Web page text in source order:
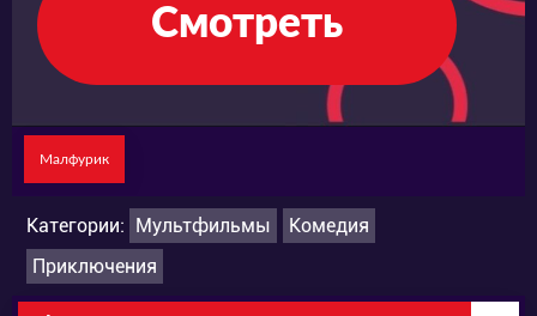
Смотреть
Малфурик
Категории: Мультфильмы
Комедия
Приключения